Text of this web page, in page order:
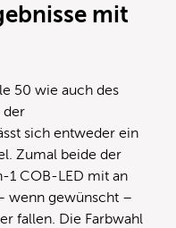
mit
50 wie auch des
der
sich entweder ein
Zumal beide der
1 COB-LED mit an
wenn gewünscht –
fallen. Die Farbwahl